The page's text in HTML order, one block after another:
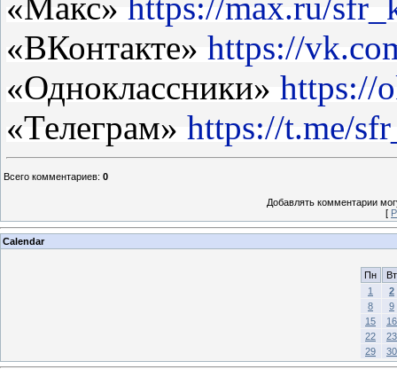
«Макс» https://max.ru/
«ВКонтакте» https://
«Одноклассники» https://
«Телеграм» https://t.me/
Всего комментариев: 0
Добавлять комментарии
[
Calendar
Пн
Вт
1
2
8
9
15
16
22
23
29
30